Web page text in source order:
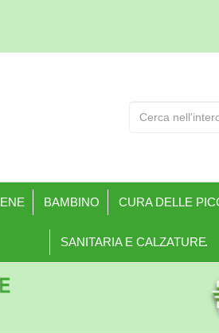
Prodotto
BAMBINO CURA DELLE
SANITARIA E CALZATURE